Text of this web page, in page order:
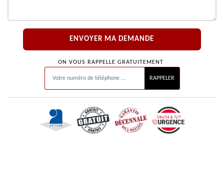
ON VOUS RAPPELLE GRATUITEMENT